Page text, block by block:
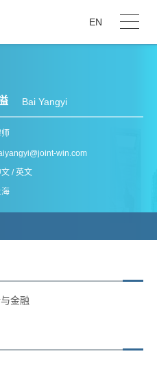
EN
Bai Yangyi
win.com
文 / 英文
金融